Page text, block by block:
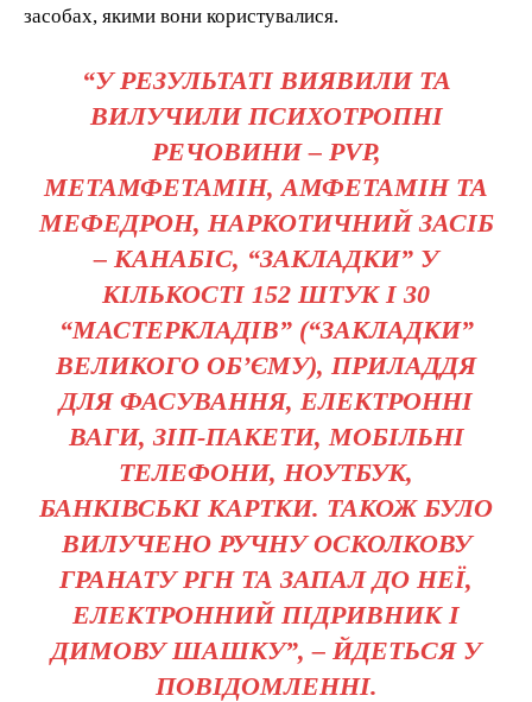
засобах, якими вони користувалися.
“У РЕЗУЛЬТАТІ ВИЯВИЛИ ТА
ВИЛУЧИЛИ ПСИХОТРОПНІ
РЕЧОВИНИ – PVP,
МЕТАМФЕТАМІН, АМФЕТАМІН ТА
МЕФЕДРОН, НАРКОТИЧНИЙ ЗАСІБ
– КАНАБІС, “ЗАКЛАДКИ” У
КІЛЬКОСТІ 152 ШТУК І 30
“МАСТЕРКЛАДІВ” (“ЗАКЛАДКИ”
ВЕЛИКОГО ОБ’ЄМУ), ПРИЛАДДЯ
ДЛЯ ФАСУВАННЯ, ЕЛЕКТРОННІ
ВАГИ, ЗІП-ПАКЕТИ, МОБІЛЬНІ
ТЕЛЕФОНИ, НОУТБУК,
БАНКІВСЬКІ КАРТКИ. ТАКОЖ БУЛО
ВИЛУЧЕНО РУЧНУ ОСКОЛКОВУ
ГРАНАТУ РГН ТА ЗАПАЛ ДО НЕЇ,
ЕЛЕКТРОННИЙ ПІДРИВНИК І
ДИМОВУ ШАШКУ”, – ЙДЕТЬСЯ У
ПОВІДОМЛЕННІ.